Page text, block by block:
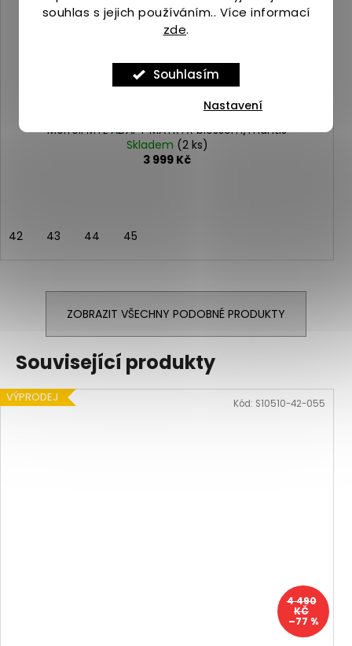
souhlas s jejich používáním.. Více informací
zde.
Souhlasím
Nastavení
Merrell MTL ADAPT MATRYX blossom/mantis
Skladem (2 ks)
3 999 Kč
42 43 44 45
ZOBRAZIT VŠECHNY PODOBNÉ PRODUKTY
Související produkty
VÝPRODEJ
4 490
KČ
–77 %
Kód: S10510-42-055